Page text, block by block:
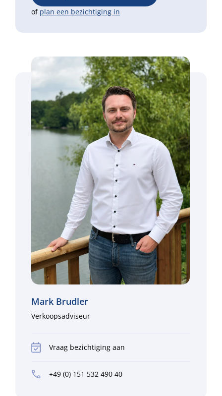
of plan een bezichtiging in
Mark Brudler
Verkoopsadviseur
Vraag bezichtiging aan
+49 (0) 151 532 490 40